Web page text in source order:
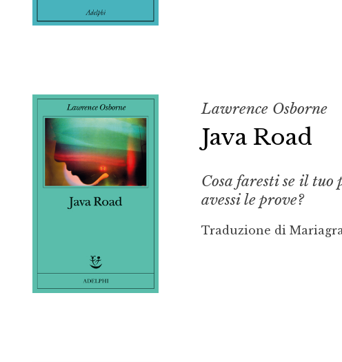
Lawrence Osborne
Java Road
Cosa faresti se il tuo
avessi le prove?
Traduzione di